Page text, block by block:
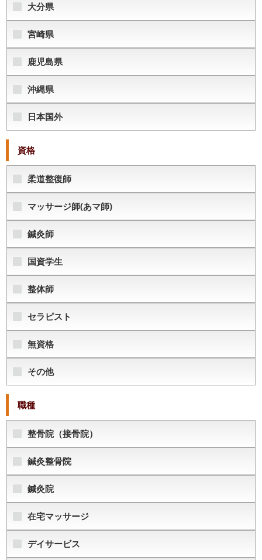
大分県
宮崎県
鹿児島県
沖縄県
日本国外
資格
柔道整復師
マッサージ師(あマ師)
鍼灸師
国資学生
整体師
セラピスト
無資格
その他
職種
整骨院（接骨院）
鍼灸整骨院
鍼灸院
在宅マッサージ
デイサービス